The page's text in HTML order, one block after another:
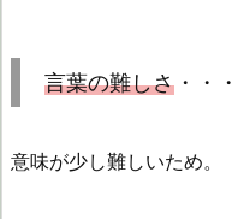
言葉の難しさ ・・・
意味が少し難しいため。